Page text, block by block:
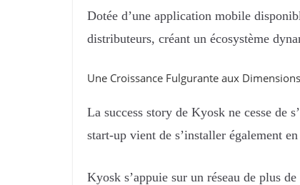
Dotée d’une application mobile
distributeurs, créant un écosystème
Une Croissance Fulgurante aux
La success story de Kyosk ne cesse de
start-up vient de s’installer également
Kyosk s’appuie sur un réseau de plus